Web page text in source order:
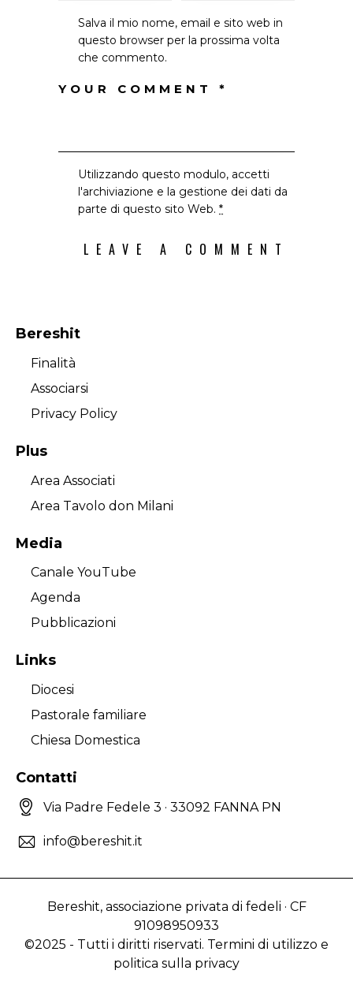
Salva il mio nome, email e sito web in
questo browser per la prossima volta
che commento.
Utilizzando questo modulo, accetti
l'archiviazione e la gestione dei dati da
parte di questo sito Web.*
Bereshit
Finalità
Associarsi
Privacy Policy
Plus
Area Associati
Area Tavolo don Milani
Media
Canale YouTube
Agenda
Pubblicazioni
Links
Diocesi
Pastorale familiare
Chiesa Domestica
Contatti
Via Padre Fedele 3 · 33092 FANNA PN
info@bereshit.it
Bereshit, associazione privata di fedeli · CF
91098950933
©2025 - Tutti i diritti riservati. Termini di utilizzo e
politica sulla privacy